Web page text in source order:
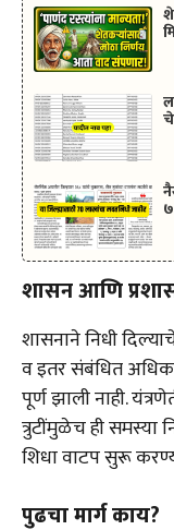
शासन आणि
शासनाने निधी
व इतर संबंधित
पूर्ण झाली नाही.
त्रुटींमुळेच ही समस्या
शिधा वाटप सुरू
पुढचा मार्ग काय?